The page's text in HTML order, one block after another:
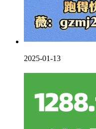
2025-01-13